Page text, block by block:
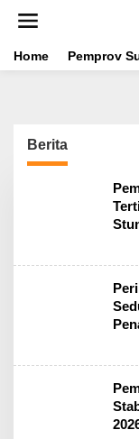
t
Home Pemprov
Berita